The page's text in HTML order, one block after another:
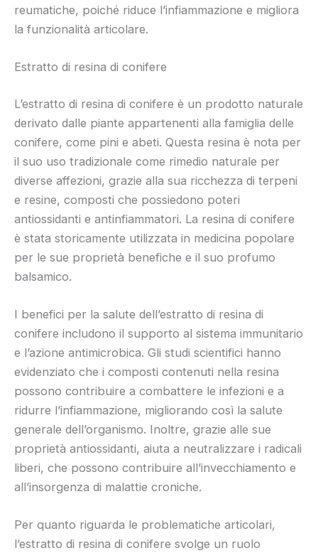
reumatiche, poiché riduce l’infiammazione e migliora
la funzionalità articolare.
Estratto di resina di conifere
L’estratto di resina di conifere è un prodotto naturale
derivato dalle piante appartenenti alla famiglia delle
conifere, come pini e abeti. Questa resina è nota per
il suo uso tradizionale come rimedio naturale per
diverse affezioni, grazie alla sua ricchezza di terpeni
e resine, composti che possiedono poteri
antiossidanti e antinfiammatori. La resina di conifere
è stata storicamente utilizzata in medicina popolare
per le sue proprietà benefiche e il suo profumo
balsamico.
I benefici per la salute dell’estratto di resina di
conifere includono il supporto al sistema immunitario
e l’azione antimicrobica. Gli studi scientifici hanno
evidenziato che i composti contenuti nella resina
possono contribuire a combattere le infezioni e a
ridurre l’infiammazione, migliorando così la salute
generale dell’organismo. Inoltre, grazie alle sue
proprietà antiossidanti, aiuta a neutralizzare i radicali
liberi, che possono contribuire all’invecchiamento e
all’insorgenza di malattie croniche.
Per quanto riguarda le problematiche articolari,
l’estratto di resina di conifere svolge un ruolo